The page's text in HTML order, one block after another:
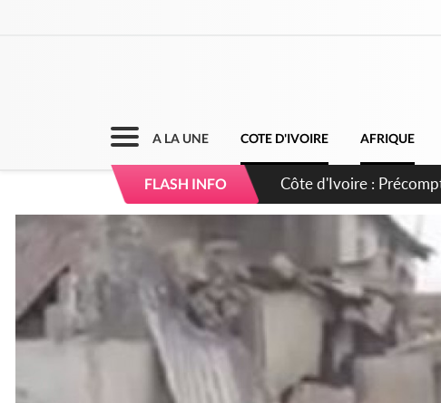
A LA UNE COTE D'IVOIRE AFRIQUE
FLASH INFO Côte d'Ivoire :